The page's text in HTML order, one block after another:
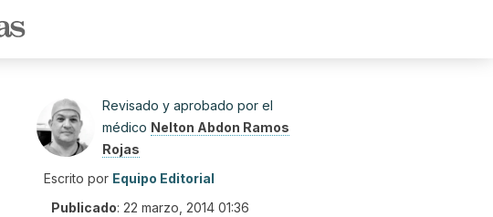
Revisado y aprobado por el
médico Nelton Abdon Ramos
Rojas
Escrito por Equipo Editorial
Publicado: 22 marzo, 2014 01:36